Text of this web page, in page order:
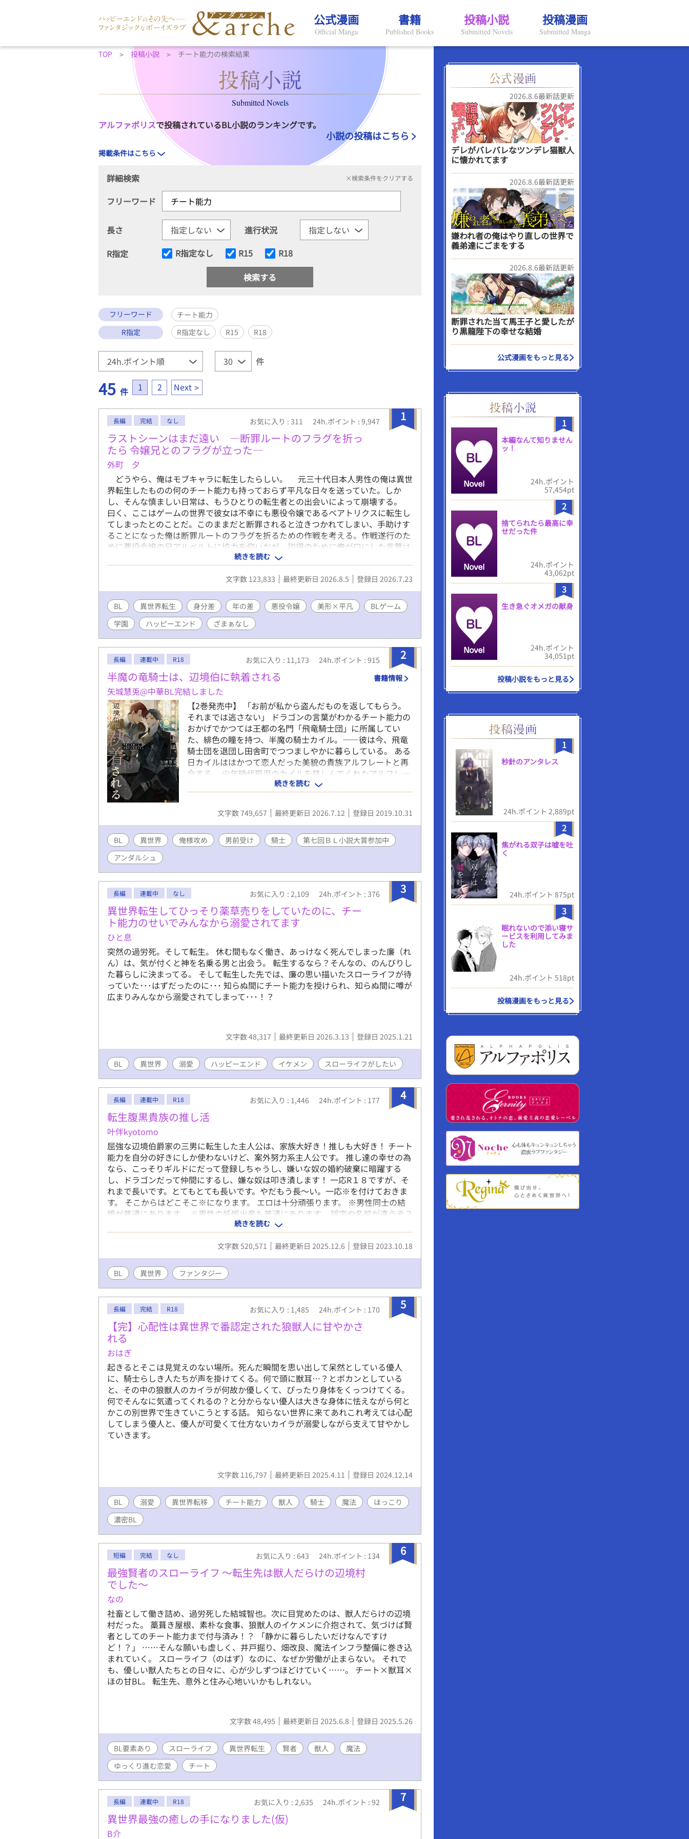
公式漫画
Official Manga
書籍
Published Books
投稿小説
Submitted Novels
投稿漫画
Submitted Manga
TOP 投稿小説 チート能力の検索結果
Submitted Novels
アルファポリスで投稿されているBL小説のランキングです。
小説の投稿はこちら
掲載条件はこちら
詳細検索 ×検索条件をクリアする
フリーワード
長さ
進行状況
R指定
R指定なし R15 R18
フリーワード
チート能力
R指定
R指定なし R15 R18
件
45 件 1 2 Next
1
長編 完結 なし お気に入り : 311 24h.ポイント : 9,947
ラストシーンはまだ遠い ―断罪ルートのフラグを折っ
たら 令嬢兄とのフラグが立った―
外町 夕
どうやら、俺はモブキャラに転生したらしい。 元三十代日本人男性の俺は異世
界転生したものの何のチート能力も持っておらず平凡な日々を送っていた。しか
し、そんな慎ましい日常は、もうひとりの転生者との出会いによって崩壊する。
曰く、ここはゲームの世界で彼女は不幸にも悪役令嬢であるベアトリクスに転生し
てしまったとのことだ。このままだと断罪されると泣きつかれてしまい、手助けす
ることになった俺は断罪ルートのフラグを折るための作戦を考える。作戦遂行のた
めに悪役令嬢の兄アルベルトに協力を仰いだが、説得のために俺が口にした言葉は
本来だったら主人公が言うはずのものだった。 「もしかして、今ので兄上のルート
に入っちゃったんじゃ……」 そんなベアトリクスの推測を否定したかったが、ア
ルベルトは着々と距離を詰めてくる。セーブのできないこの世界で彼のアプローチ
をかわしながら、バッドエンドは回避できるのか？運命の日までは一年を切ってい
る。 ※小説家になろう・カクヨムへも掲載 毎日7:00・19:00の二回更新
続きを読む
文字数 123,833 最終更新日 2026.8.5 登録日 2026.7.23
BL 異世界転生 身分差 年の差 悪役令嬢 美形×平凡
BLゲーム
学園
ハッピーエンド ざまぁなし
2
長編 連載中 R18 お気に入り : 11,173 24h.ポイント : 915
半魔の竜騎士は、辺境伯に執着される
矢城慧兎@中華BL完結しました
書籍情報
【2巻発売中】 「お前が私から盗んだものを返してもらう。
それまでは逃さない」 ドラゴンの言葉がわかるチート能力の
おかげでかつては王都の名門「飛竜騎士団」に所属してい
た、緋色の瞳を持つ、半魔の騎士カイル。――彼は今、飛竜
騎士団を退団し田舎町でつつましやかに暮らしている。 ある
日カイルははかつて恋人だった美貌の貴族アルフレートと再
会する。 少年時代孤児のカイルを慈しんでくれたアルフレー
トを裏切って別れた過去を持つカイルは、辺境伯となった彼
との再会を喜べず……。一方、氷のような目をしたアルフも
カイルに冷たく告げるのだった。 「お前が私から盗んだもの
を返して貰おう」と。 過去の恋人に恋着する美貌の辺境伯
い編→別離編→１巻、2巻となります。
続きを読む
文字数 749,657 最終更新日 2026.7.12 登録日 2019.10.31
BL 異世界 俺様攻め 男前受け 騎士
第七回ＢＬ小説大賞参加中
アンダルシュ
3
長編 連載中 なし お気に入り : 2,109 24h.ポイント : 376
異世界転生してひっそり薬草売りをしていたのに、チー
ト能力のせいでみんなから溺愛されてます
ひと息
突然の過労死。そして転生。 休む間もなく働き、あっけなく死んでしまった廉（れ
ん）は、気が付くと神を名乗る男と出会う。 転生するなら？そんなの、のんびりし
た暮らしに決まってる。 そして転生した先では、廉の思い描いたスローライフが待
っていた･･･はずだったのに･･･ 知らぬ間にチート能力を授けられ、知らぬ間に噂が
広まりみんなから溺愛されてしまって･･･！？
文字数 48,317 最終更新日 2026.3.13 登録日 2025.1.21
BL 異世界 溺愛 ハッピーエンド イケメン スローライフがしたい
4
長編 連載中 R18 お気に入り : 1,446 24h.ポイント : 177
転生腹黒貴族の推し活
叶伴kyotomo
屈強な辺境伯爵家の三男に転生した主人公は、家族大好き！推しも大好き！ チート
能力を自分の好きにしか使わないけど、案外努力系主人公です。 推し達の幸せの為
なら、こっそりギルドにだって登録しちゃうし、嫌いな奴の婚約破棄に暗躍する
し、ドラゴンだって仲間にするし、嫌な奴は叩き潰します！ 一応R１８ですが、そ
れまで長いです。とてもとても長いです。やだもう長〜い。一応※を付けておきま
す。 そこからはどこそこ※になります。 エロは十分頑張ります。 ※男性同士の結
婚が普通にあります。 ※男性の妊娠出産も普通にあります。 誤字や名前が違うぞ？
とお気づきになられたら、ぜひ教えてください！
続きを読む
文字数 520,571 最終更新日 2025.12.6 登録日 2023.10.18
BL 異世界 ファンタジー
5
長編 完結 R18 お気に入り : 1,485 24h.ポイント : 170
【完】心配性は異世界で番認定された狼獣人に甘やかさ
れる
おはぎ
起きるとそこは見覚えのない場所。死んだ瞬間を思い出して呆然としている優人
に、騎士らしき人たちが声を掛けてくる。何で頭に獣耳…？とポカンとしている
と、その中の狼獣人のカイラが何故か優しくて、ぴったり身体をくっつけてくる。
何でそんなに気遣ってくれるの？と分からない優人は大きな身体に怯えながら何と
かこの別世界で生きていこうとする話。 知らない世界に来てあれこれ考えては心配
してしまう優人と、優人が可愛くて仕方ないカイラが溺愛しながら支えて甘やかし
ていきます。
文字数 116,797 最終更新日 2025.4.11 登録日 2024.12.14
BL 溺愛 異世界転移 チート能力 獣人 騎士 魔法
ほっこり
濃密BL
6
短編 完結 なし お気に入り : 643 24h.ポイント : 134
最強賢者のスローライフ 〜転生先は獣人だらけの辺境村
でした〜
なの
社畜として働き詰め、過労死した結城智也。次に目覚めたのは、獣人だらけの辺境
村だった。 藁葺き屋根、素朴な食事、狼獣人のイケメンに介抱されて、気づけば賢
者としてのチート能力まで付与済み！？ 「静かに暮らしたいだけなんですけ
ど！？」 ……そんな願いも虚しく、井戸掘り、畑改良、魔法インフラ整備に巻き込
まれていく。 スローライフ（のはず）なのに、なぜか労働が止まらない。 それで
も、優しい獣人たちとの日々に、心が少しずつほどけていく……。 チート×獣耳×
ほの甘BL。 転生先、意外と住み心地いいかもしれない。
文字数 48,495 最終更新日 2025.6.8 登録日 2025.5.26
BL要素あり スローライフ 異世界転生 賢者 獣人
魔法
ゆっくり進む恋愛
チート
7
長編 連載中 R18 お気に入り : 2,635 24h.ポイント : 92
異世界最強の癒しの手になりました(仮)
B介
2026.8.6最新話更新
デレがバレバレなツンデレ猫獣人
に懐かれてます
2026.8.6最新話更新
嫌われ者の俺はやり直しの世界で
義弟達にごまをする
2026.8.6最新話更新
断罪された当て馬王子と愛したが
り黒龍陛下の幸せな結婚
公式漫画をもっと見る
1
本編なんて知りません
ッ！
24h.ポイント
57,454pt
2
捨てられたら最高に幸
せだった件
24h.ポイント
43,062pt
3
生き急ぐオメガの献身
24h.ポイント
34,051pt
投稿小説をもっと見る
1
秒針のアンタレス
24h.ポイント 2,889pt
2
焦がれる双子は嘘を吐
く
24h.ポイント 875pt
3
眠れないので添い寝サ
ービスを利用してみま
した
24h.ポイント 518pt
投稿漫画をもっと見る